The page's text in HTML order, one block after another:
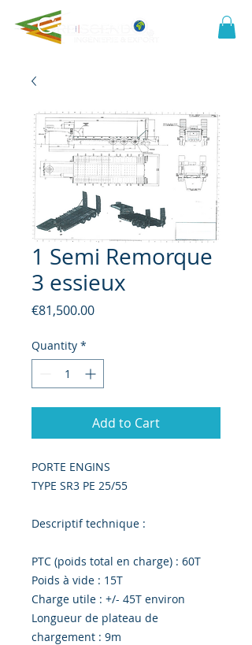
1 Semi Remorque
3 essieux
€81,500.00Price
Quantity *
Add to Cart
PORTE ENGINS
TYPE SR3 PE 25/55
Descriptif technique :
PTC (poids total en charge) : 60T
Poids à vide : 15T
Charge utile : +/- 45T environ
Longueur de plateau de
chargement : 9m